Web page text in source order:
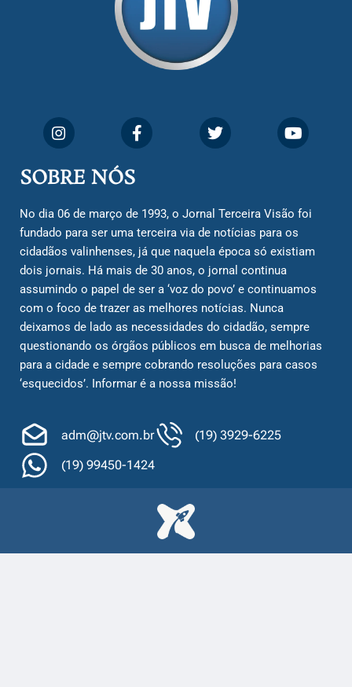
SOBRE NÓS
No dia 06 de março de 1993, o Jornal Terceira Visão foi
fundado para ser uma terceira via de notícias para os
cidadãos valinhenses, já que naquela época só existiam
dois jornais. Há mais de 30 anos, o jornal continua
assumindo o papel de ser a ‘voz do povo’ e continuamos
com o foco de trazer as melhores notícias. Nunca
deixamos de lado as necessidades do cidadão, sempre
questionando os órgãos públicos em busca de melhorias
para a cidade e sempre cobrando resoluções para casos
‘esquecidos’. Informar é a nossa missão!
adm@jtv.com.br
(19) 3929-6225
(19) 99450-1424